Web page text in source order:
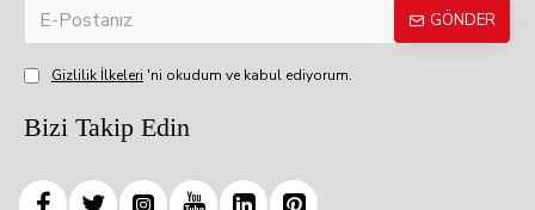
GÖNDER
Gizlilik İlkeleri 'ni okudum ve kabul ediyorum.
Bizi Takip Edin